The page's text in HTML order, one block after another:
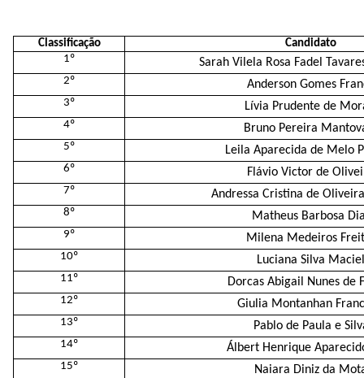
Classificação
Candidato
1º
Sarah Vilela Rosa Fadel
2º Anderson Gomes
3º Lívia Prudente de
4º Bruno Pereira
5º Leila Aparecida de Melo
6º Flávio Victor de
7º Andressa Cristina de
8º Matheus Barbosa
9º Milena Medeiros
10º Luciana Silva Maciel
11º Dorcas Abigail Nunes de
12º Giulia Montanhan
13º Pablo de Paula e
14º Álbert Henrique
15º Naiara Diniz da